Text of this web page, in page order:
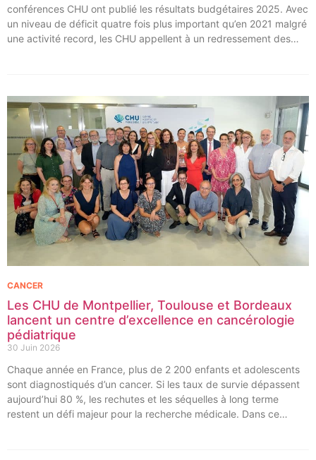
conférences CHU ont publié les résultats budgétaires 2025. Avec
un niveau de déficit quatre fois plus important qu’en 2021 malgré
une activité record, les CHU appellent à un redressement des
Les CHU de Montpellier, Toulouse et Bordeaux
lancent un centre d’excellence en cancérologie
pédiatrique
30 Juin 2026
CANCER
Chaque année en France, plus de 2 200 enfants et adolescents
sont diagnostiqués d’un cancer. Si les taux de survie dépassent
aujourd’hui 80 %, les rechutes et les séquelles à long terme
restent un défi majeur pour la recherche médicale. Dans ce